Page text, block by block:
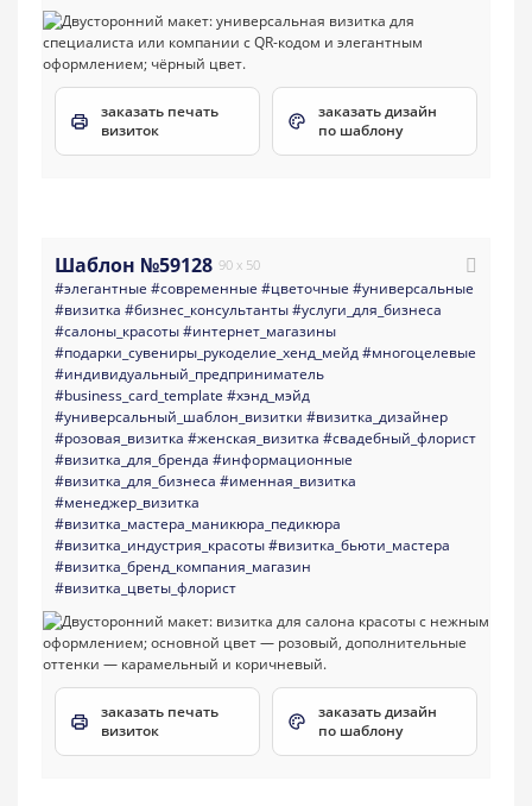
заказать печать
визиток
заказать дизайн
по шаблону
Шаблон №59128 90 x 50
#элегантные #современные #цветочные #универсальные
#визитка #бизнес_консультанты#услуги_для_бизнеса
#салоны_красоты#интернет_магазины
#подарки_сувениры_рукоделие_хенд_мейд#многоцелевые
#индивидуальный_предприниматель
#business_card_template #хэнд_мэйд
#универсальный_шаблон_визитки #визитка_дизайнер
#розовая_визитка #женская_визитка #свадебный_флорист
#визитка_для_бренда #информационные
#визитка_для_бизнеса #именная_визитка
#менеджер_визитка
#визитка_мастера_маникюра_педикюра
#визитка_индустрия_красоты#визитка_бьюти_мастера
#визитка_бренд_компания_магазин
#визитка_цветы_флорист
заказать печать
визиток
заказать дизайн
по шаблону